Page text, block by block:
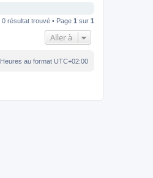
0 résultat trouvé • Page 1 sur 1
Aller à
Heures au format UTC+02:00